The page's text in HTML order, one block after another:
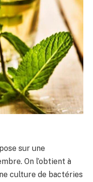
sur une
On l’obtient à
culture de bactéries